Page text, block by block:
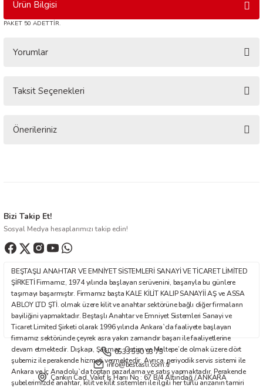
Ürün Bilgisi
PAKET 50 ADETTİR.
Yorumlar
Bu ürüne ilk yorumu siz yapın!
Taksit Seçenekleri
Önerileriniz
Ürün resmi kalitesiz, bozuk veya görüntülenemiyor.
Ürün açıklamasında eksik bilgiler bulunuyor.
Ürün bilgilerinde hatalar bulunuyor.
Bu ürüne benzer farklı alternatifler olmalı.
Gönder
Bizi Takip Et!
Sosyal Medya hesaplarımızı takip edin!
BEŞTAŞLI ANAHTAR VE EMNİYET SİSTEMLERİ SANAYİ VE TİCARET LİMİTED
ŞİRKETİ Firmamız, 1974 yılında başlayan serüvenini, başarıyla bu günlere
taşımayı başarmıştır. Firmamız başta KALE KİLİT KALIP SANAYİİ AŞ ve ASSA
ABLOY LTD ŞTİ. olmak üzere kilit ve anahtar sektörüne bağlı diğer firmaların
bayiliğini yapmaktadır. Beştaşlı Anahtar ve Emniyet Sistemleri Sanayi ve
Ticaret Limited Şirketi olarak 1996 yılında Ankara`da faaliyete başlayan
firmamız sektöründe çeyrek asra yakın zamandır başarı ile faaliyetlerine
devam etmektedir. Dışkapı, Şaşmaz, Ostim ve Maltepe’de olmak üzere dört
şubemiz ile perakende hizmeti vermektedir. Ayrıca, periyodik servis sistemi ile
Ankara ve İç Anadolu`da toptan pazarlama ve satış yapmaktadır. Perakende
şubelerimizde anahtar, kilit ve kilit sistemleri ile ilgili her türlü arızanın tamiri
0533 590 93 75
info@bestasli.com.tr
Çankırı Cad. Vakıf İş Hanı No : 67 B/4 Altındağ / ANKARA